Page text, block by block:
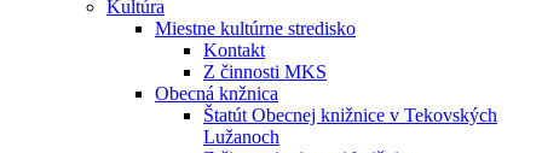
Kultúra
Miestne kultúrne stredisko
Kontakt
Z činnosti MKS
Obecná knžnica
Štatút Obecnej knižnice v Tekovských
Lužanoch